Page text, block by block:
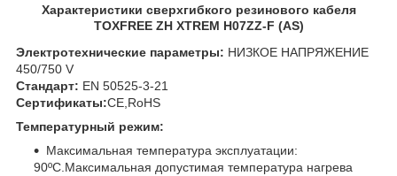
Характеристики сверхгибкого резинового кабеля
TOXFREE ZH XTREM H07ZZ-F (AS)
Электротехнические параметры: НИЗКОЕ НАПРЯЖЕНИЕ
450/750 V
Стандарт: EN 50525-3-21
Сертификаты:CE,RoHS
Температурный режим:
Максимальная температура эксплуатации:
90ºC.Максимальная допустимая температура нагрева